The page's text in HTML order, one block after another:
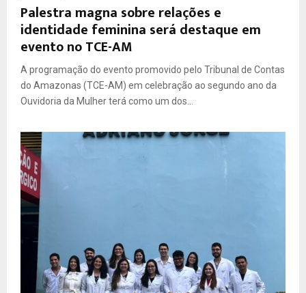
Palestra magna sobre relações e
identidade feminina será destaque em
evento no TCE-AM
A programação do evento promovido pelo Tribunal de Contas
do Amazonas (TCE-AM) em celebração ao segundo ano da
Ouvidoria da Mulher terá como um dos...